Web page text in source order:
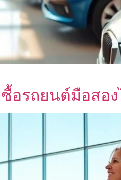
รถยนต์มือสอ